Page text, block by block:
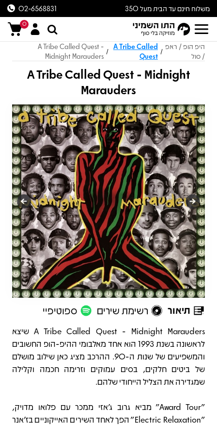
משלוח חינם עד הבית מעל 350
ש״ח
02-6568831
0
היפ הופ / ראפ
/ סול
/
A Tribe Called
Quest
/
A Tribe Called Quest -
Midnight Marauders
A Tribe Called Quest - Midnight
Marauders
תיאור רשימת שירים ספוטיפיי
תיאור
A Tribe Called Quest - Midnight Marauders שיצא
לראשונה בשנת 1993 הוא אחד מאלבומי ההיפ-הופ החשובים
והמשפיעים של שנות ה-90. ההרכב מציג כאן שילוב מושלם
של ביטים חלקים, בסים עמוקים וזרימה חכמה וקלילה
שמגדירה את הצליל הייחודי שלהם.
"Award Tour" מביא גרוב ג’אזי ממכר עם פלואו מדויק,
"Electric Relaxation" הפך לאחד השירים האייקוניים בז’אנר